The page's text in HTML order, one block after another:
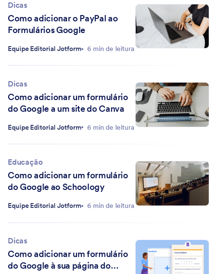
Dicas
Como adicionar o PayPal ao
Formulários Google
Equipe Editorial Jotform 6 min de leitura
Dicas
Como adicionar um formulário
do Google a um site do Canva
Equipe Editorial Jotform 6 min de leitura
Educação
Como adicionar um formulário
do Google ao Schoology
Equipe Editorial Jotform 6 min de leitura
Dicas
Como adicionar um formulário
do Google à sua página do